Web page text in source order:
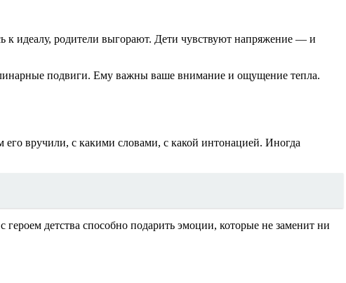
к идеалу, родители выгорают. Дети чувствуют напряжение — и
подвиги. Ему важны ваше внимание и ощущение тепла.
вручили, с какими словами, с какой интонацией. Иногда
детства способно подарить эмоции, которые не заменит ни